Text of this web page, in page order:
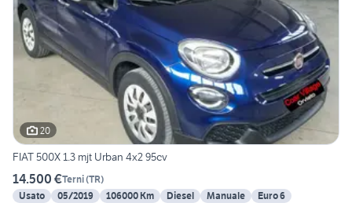
20
FIAT 500X 1.3 mjt Urban 4x2 95cv
14.500 €Terni(TR)
Usato
05/2019 106000 Km Diesel Manuale
Euro 6